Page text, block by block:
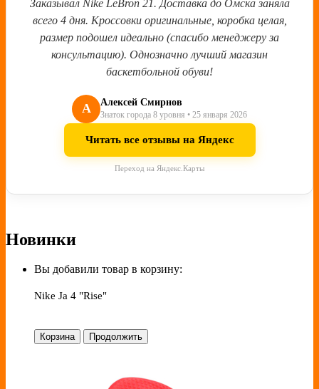
Заказывал Nike LeBron 21. Доставка до Омска заняла
всего 4 дня. Кроссовки оригинальные, коробка целая,
размер подошел идеально (спасибо менеджеру за
консультацию). Однозначно лучший магазин
баскетбольной обуви!
А Алексей Смирнов
Знаток города 8 уровня • 25 января 2026
Читать все отзывы на Яндекс
Переход на Яндекс.Карты
Новинки
Вы добавили товар в корзину:
Nike Ja 4 "Rise"
Корзина Продолжить